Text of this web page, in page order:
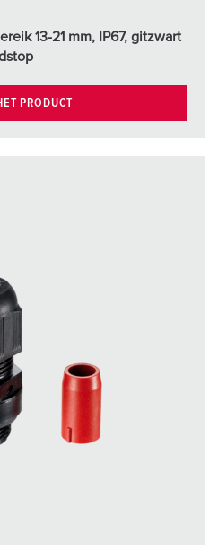
13-21 mm, IP67, gitzwart
PRODUCT